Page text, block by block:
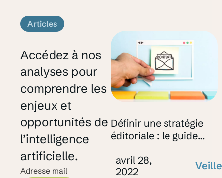
Articles
Accédez à nos
analyses pour
comprendre les
enjeux et
opportunités de
l’intelligence
artificielle.
Adresse mail
Définir une stratégie
éditoriale : le guide
avril 28,
2022
Veille